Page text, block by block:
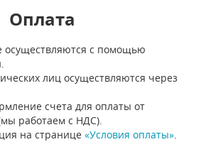
Оплата
осуществляются с помощью
лиц осуществляются через
счета для оплаты от
работаем с НДС).
на странице «Условия оплаты».